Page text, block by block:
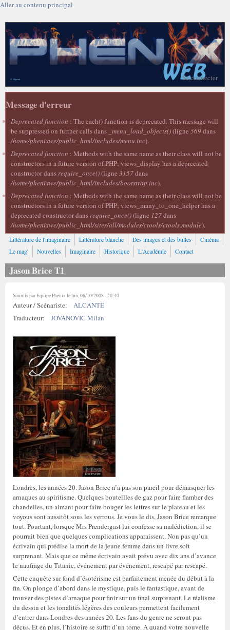
Aller au contenu principal
Se connecter
Message d'erreur
Deprecated function : The each() function is deprecated. This message will
be suppressed on further calls dans _menu_load_objects()(ligne 569dans
/home/phenixwe/public_html/includes/menu.inc).
Deprecated function : Methods with the same name as their class will not be
constructors in a future version of PHP; views_display has a deprecated
constructor dansrequire_once()(ligne 3157dans
/home/phenixwe/public_html/includes/bootstrap.inc).
Deprecated function : Methods with the same name as their class will not be
constructors in a future version of PHP; views_many_to_one_helper has a
deprecated constructor dansrequire_once()(ligne 127dans
/home/phenixwe/public_html/sites/all/modules/ctools/ctools.module).
Littérature de l'imaginaire Littérature blanche Des images et des bulles
Cinéma
Le mag'
Nouvelles Imaginaire Historique L'Académie Contact
Jason Brice T1
Soumis parEquipe Phenixle lun, 06/10/2008 - 20:40
Auteur / Scénariste:
ALCANTE
Traducteur:
JOVANOVIC Milan
Londres, les années 20. Jason Brice n’a pas son pareil pour démasquer les
arnaques au spiritisme. Quelques bouteilles de gaz pour faire flamber des
chandelles, un aimant pour faire bouger les lettres sur le plateau et les
voyous sont aussitôt sous les verrous. Je vous le dis, Jason Brice remarque
tout. Pourtant, lorsque Mrs Prendergast lui confesse sa malédiction, il se
pourrait bien que quelques complications apparaissent. Non pas qu’un
écrivain qui prédise la mort de la jeune femme dans un livre soit
surprenant. Mais que ce même écrivain avait prévu avec dix ans d’avance
le naufrage du Titanic, événement par événement, rescapé par rescapé.
Cette enquête sur fond d’ésotérisme est parfaitement menée du début à la
fin. On plonge d’abord dans le mystique, puis le fantastique, avant de
trouver des pistes d’arnaque pour finir sur un final surprenant. Le réalisme
du dessin et les tonalités légères des couleurs permettent facilement
d’entrer dans Londres des années 20. Les fans du genre ne seront pas
déçus. Et en plus, l’histoire se suffit d’un tome. A quand votre nouvelle